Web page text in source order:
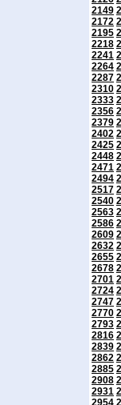
2149
2172
2195
2218
2241
2264
2287
2310
2333
2356
2379
2402
2425
2448
2471
2494
2517
2540
2563
2586
2609
2632
2655
2678
2701
2724
2747
2770
2793
2816
2839
2862
2885
2908
2931
2954